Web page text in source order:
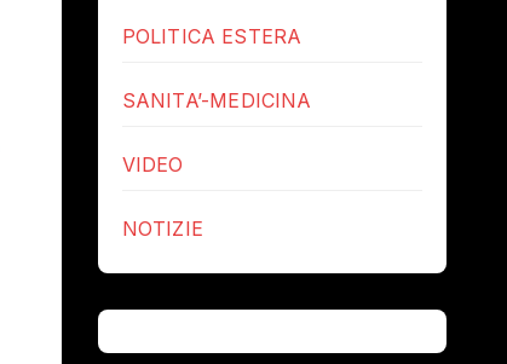
POLITICA ESTERA
SANITA’-MEDICINA
VIDEO
NOTIZIE